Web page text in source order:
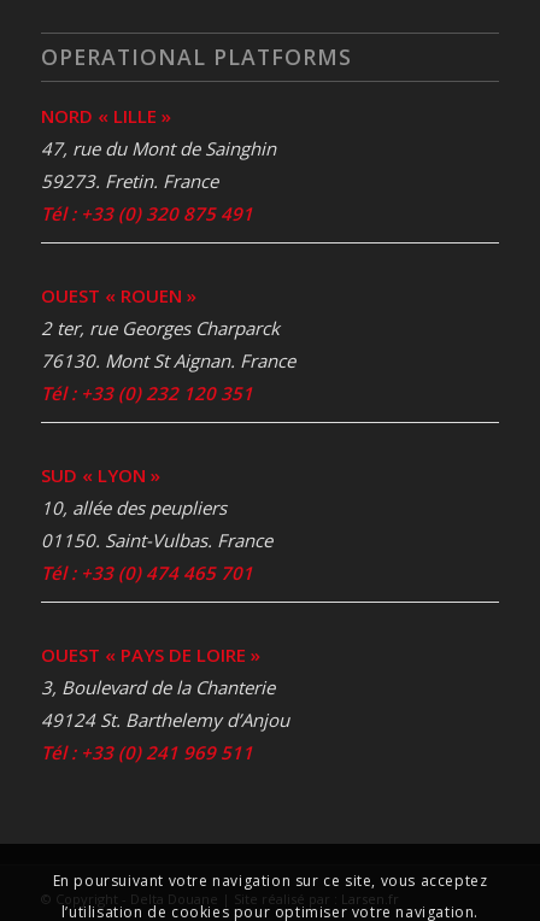
OPERATIONAL PLATFORMS
NORD « LILLE »
47, rue du Mont de Sainghin
59273. Fretin. France
Tél : +33 (0) 320 875 491
OUEST « ROUEN »
2 ter, rue Georges Charparck
76130. Mont St Aignan. France
Tél : +33 (0) 232 120 351
SUD « LYON »
10, allée des peupliers
01150. Saint-Vulbas. France
Tél : +33 (0) 474 465 701
OUEST « PAYS DE LOIRE »
3, Boulevard de la Chanterie
49124 St. Barthelemy d’Anjou
Tél : +33 (0) 241 969 511
© Copyright - Delta Douane | Site réalisé par : Larsen.fr
En poursuivant votre navigation sur ce site, vous acceptez
l’utilisation de cookies pour optimiser votre navigation.